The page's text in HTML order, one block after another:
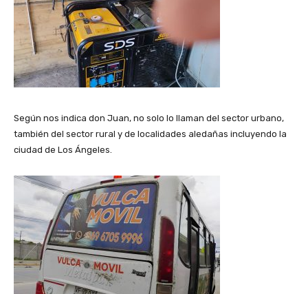
Según nos indica don Juan, no solo lo llaman del sector urbano,
también del sector rural y de localidades aledañas incluyendo la
ciudad de Los Ángeles.